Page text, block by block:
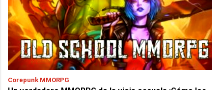
Corepunk MMORPG